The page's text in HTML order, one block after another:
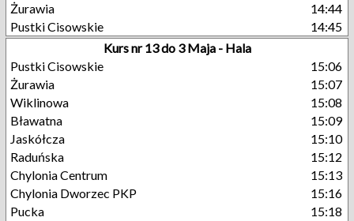
Żurawia
14:44
Pustki Cisowskie
14:45
Kurs nr 13 do 3 Maja - Hala
Pustki Cisowskie
15:06
Żurawia
15:07
Wiklinowa
15:08
Bławatna
15:09
Jaskółcza
15:10
Raduńska
15:12
Chylonia Centrum
15:13
Chylonia Dworzec PKP
15:16
Pucka
15:18